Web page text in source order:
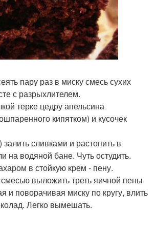
пару раз в миску смесь сухих
с разрыхлителем.
терке цедру апельсина
кипятком) и кусочек
сливками и растопить в
на водяной бане. Чуть остудить.
в стойкую крем - пену.
выложить треть яичной пены
и поворачивая миску по кругу, влить
Легко вымешать.